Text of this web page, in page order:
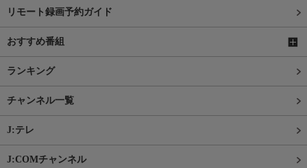
リモート録画予約ガイド
おすすめ番組
ランキング
チャンネル一覧
J:テレ
J:COMチャンネル